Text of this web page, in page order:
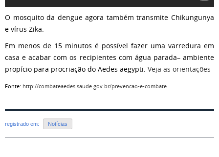
O mosquito da dengue agora também transmite Chikungunya
e vírus Zika.
Em menos de 15 minutos é possível fazer uma varredura em
casa e acabar com os recipientes com água parada– ambiente
propício para procriação do Aedes aegypti. Veja as orientações
Fonte: http://combateaedes.saude.gov.br/prevencao-e-combate
registrado em: Notícias